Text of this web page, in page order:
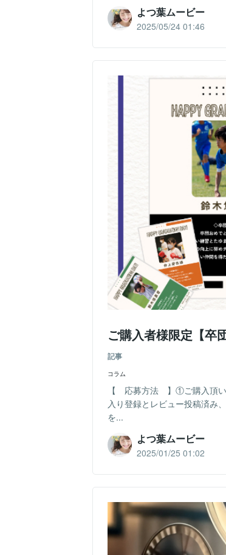
よつ葉ムービー
2025/05/24 01:46
ご購入者様限定【卒
記事
コラム
【 応募方法 】①ご購入頂い
入り登録とレビュー投稿済み
を...
よつ葉ムービー
2025/01/25 01:02